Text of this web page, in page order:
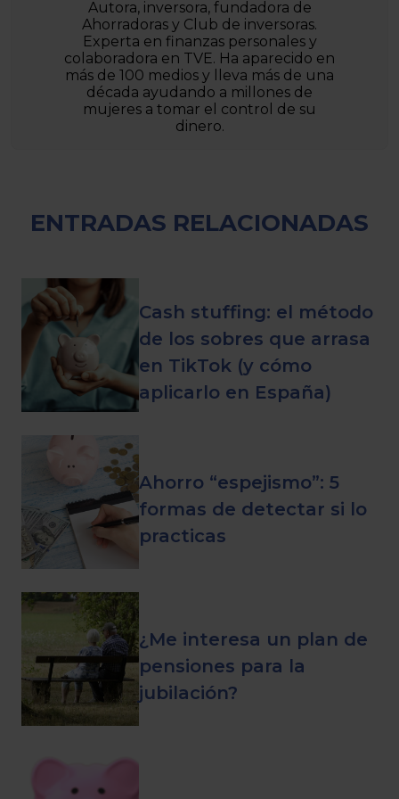
Autora, inversora, fundadora de
Ahorradoras y Club de inversoras.
Experta en finanzas personales y
colaboradora en TVE. Ha aparecido en
más de 100 medios y lleva más de una
década ayudando a millones de
mujeres a tomar el control de su
dinero.
ENTRADAS RELACIONADAS
Cash stuffing: el método
de los sobres que arrasa
en TikTok (y cómo
aplicarlo en España)
Ahorro “espejismo”: 5
formas de detectar si lo
practicas
¿Me interesa un plan de
pensiones para la
jubilación?